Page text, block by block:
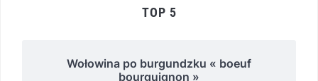
TOP 5
Wołowina po burgundzku « boeuf
bourguignon »